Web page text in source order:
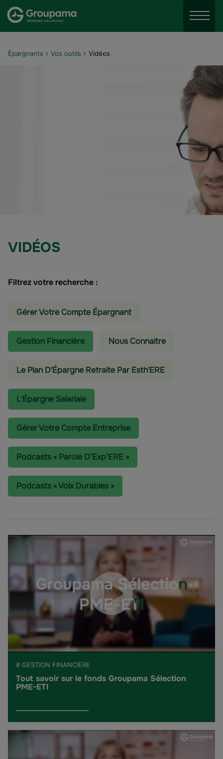
Aller au menu
Aller au contenu
Menu
Épargnants Vos outils Vidéos
VIDÉOS
Filtrez votre recherche :
Gérer Votre Compte Épargnant
Gestion Financière Nous Connaitre
Le Plan D'Épargne Retraite Par Esth'ERE
L'épargne Salariale
Gérer Votre Compte Entreprise
Podcasts « Parole D’Exp’ERE »
Podcasts « Voix Durables »
# GESTION FINANCIÈRE
Tout savoir sur le fonds Groupama Sélection
PME-ETI